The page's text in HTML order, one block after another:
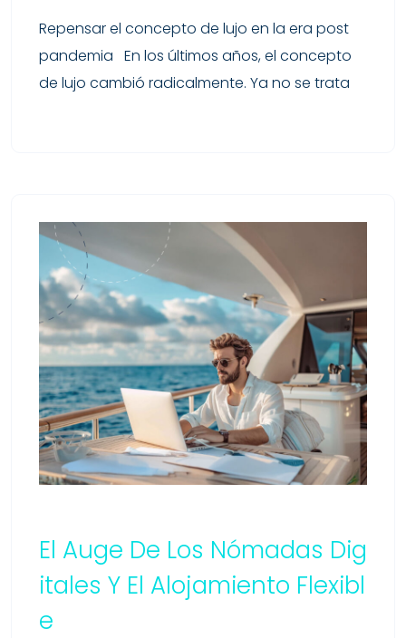
Repensar el concepto de lujo en la era post
pandemia En los últimos años, el concepto
de lujo cambió radicalmente. Ya no se trata
El Auge De Los Nómadas Dig
Itales Y El Alojamiento Flexibl
E